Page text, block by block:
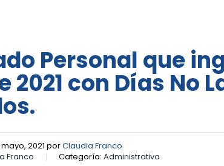
Personal que
2021 con Días No
2021 porClaudia Franco
Franco Categoría: Administrativa